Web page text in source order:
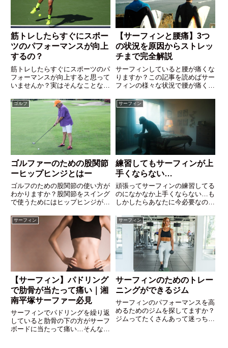
筋トレしたらすぐにスポー
ツのパフォーマンスが向上
するの？
筋トレしたらすぐにスポーツのパ
フォーマンスが向上すると思って
いませんか？実はそんなことない
ためにたくさんトレーニングをし
ていますよね。でもその効果がす
ぐにパフォーマンスに現れるわけ
ではないんです。
【サーフィンと腰痛】3つ
の状況を原因からストレッ
チまで完全解説
サーフィンしていると腰が痛くな
りますか？この記事を読めばサー
フィンの様々な状況で腰が痛くな
分でできるストレッチやトレーニ
ングも紹介しているのでもう腰痛
サポーターには頼らなくて大丈
夫！楽しくサーフィンしましょ
う！
ゴルフ
ゴルファーのための股関節
ーヒップヒンジとはー
ゴルフのための股関節の使い方が
わかりますか？股関節をスイング
で使うためにはヒップヒンジがと
きていないと股関節の力を使うこ
とはできません。ぜひあなたもヒ
ップヒンジをマスターしてスイン
グをレベルアップしてください！
サーフィン
練習してもサーフィンが上
手くならない…
頑張ってサーフィンの練習してる
のになかなか上手くならない…も
しかしたらあなたに今必要なのは
れませんよ？
サーフィン
【サーフィン】パドリング
で肋骨が当たって痛い｜湘
南平塚サーファー必見
サーフィンでパドリングを繰り返
していると肋骨の下の方がサーフ
ボードに当たって痛い…そんなあ
サーフィン
サーフィンのためのトレー
ニングができるジム
サーフィンのパフォーマンスを高
めるためのジムを探してますか？
ジムってたくさんあって迷っちゃ